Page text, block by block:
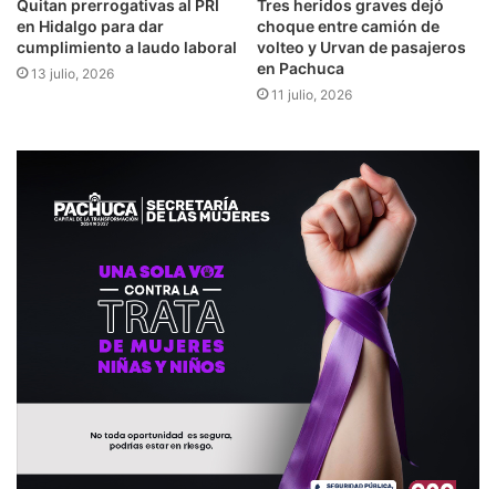
Quitan prerrogativas al PRI
en Hidalgo para dar
cumplimiento a laudo laboral
13 julio, 2026
Tres heridos graves dejó
choque entre camión de
volteo y Urvan de pasajeros
en Pachuca
11 julio, 2026